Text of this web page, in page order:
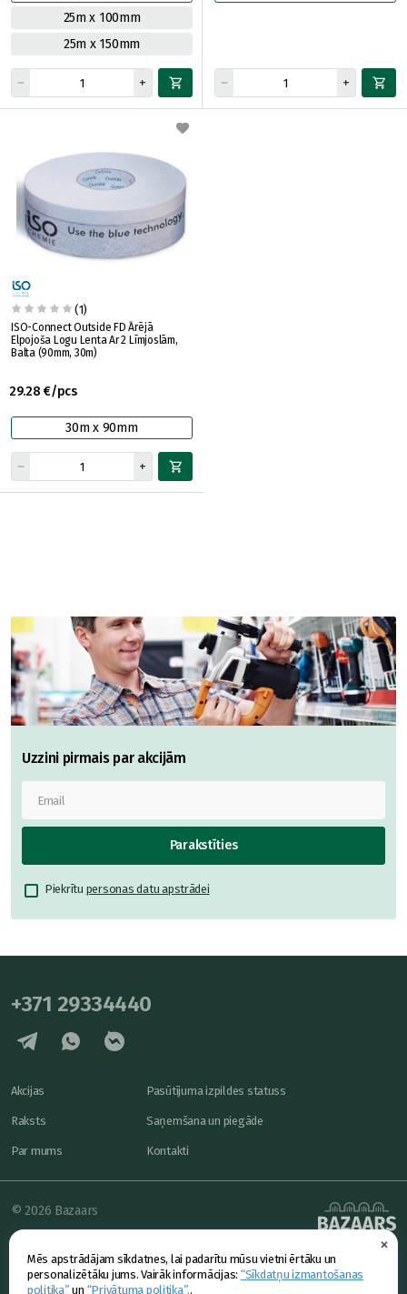
×
Mēs apstrādājam sīkdatnes, lai padarītu mūsu vietni ērtāku un
personalizētāku jums. Vairāk informācijas: “Sīkdatņu izmantošanas
politika” un “Privātuma politika”..
25m x 100mm
25m x 150mm
(1)
ISO-Connect Outside FD Ārējā
Elpojoša Logu Lenta Ar 2 Līmjoslām,
Balta (90mm, 30m)
29.28 €/pcs
30m x 90mm
Uzzini pirmais par akcijām
Parakstīties
Piekrītu personas datu apstrādei
+371 29334440
Akcijas
Raksts
Par mums
Pasūtījuma izpildes statuss
Saņemšana un piegāde
Kontakti
powered by
© 2026 Bazaars
Konfidencialitāte
Piedāvājums